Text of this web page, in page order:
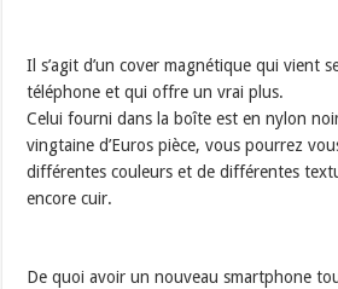
Il s’agit d’un cover magnétique qui vient
téléphone et qui offre un vrai plus.
Celui fourni dans la boîte est en nylon
vingtaine d’Euros pièce, vous pourrez
différentes couleurs et de différentes
encore cuir.
De quoi avoir un nouveau smartphone